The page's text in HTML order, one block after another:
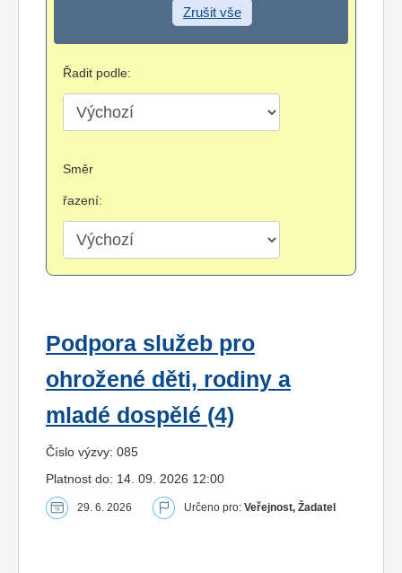
Zrušit vše
Řadit podle:
Směr
řazení:
Podpora služeb pro
ohrožené děti, rodiny a
mladé dospělé (4)
Číslo výzvy: 085
Platnost do: 14. 09. 2026 12:00
29. 6. 2026 Určeno pro: Veřejnost, Žadatel